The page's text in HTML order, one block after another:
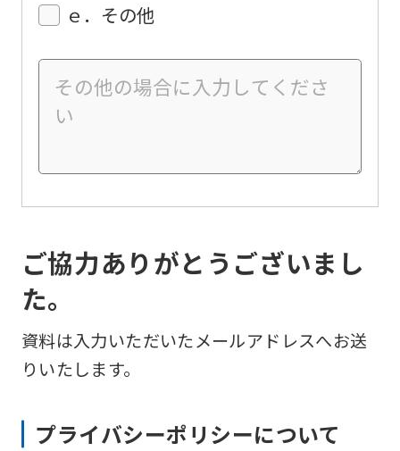
ｅ．その他
ご協力ありがとうございまし
た。
資料は入力いただいたメールアドレスへお送
りいたします。
プライバシーポリシーについて